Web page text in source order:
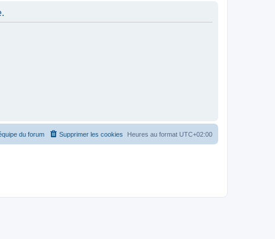
Heures au format UTC+02:00
Supprimer les cookies
du forum